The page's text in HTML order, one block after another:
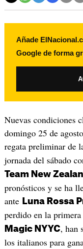
Añade
Google de forma
Nuevas condiciones
domingo 25 de
regata preliminar de
jornada del sábado
Team New
pronósticos y se ha
ante Luna Rossa
perdido en la
Magic NYYC, han
los italianos para